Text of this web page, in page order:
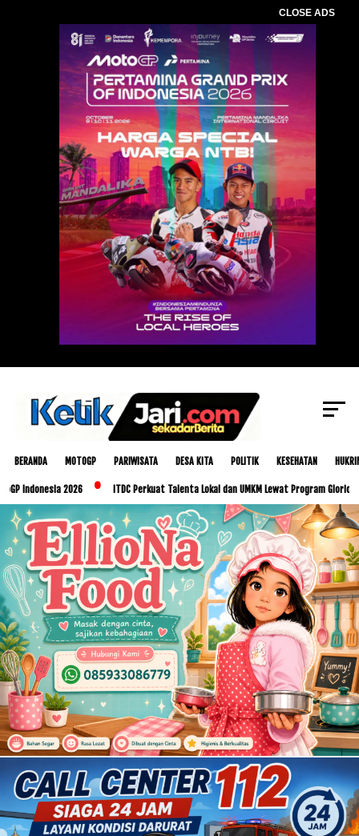
CLOSE ADS
BERANDA MOTOGP PARIWISATA DESA KITA POLITIK KESEHATAN
2026 ITDC Perkuat Talenta Lokal dan UMKM Lewat Program Glorious Golo
Baca Juga : RSUD Praya Gelar Pelepasan
Dokter Internship: Wujud Apresiasi atas